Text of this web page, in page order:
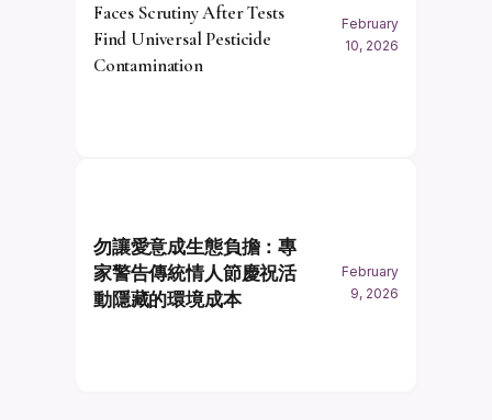
Faces Scrutiny After Tests
Find Universal Pesticide
Contamination
February
10, 2026
勿讓愛意成生態負擔：專
家警告傳統情人節慶祝活
動隱藏的環境成本
February
9, 2026